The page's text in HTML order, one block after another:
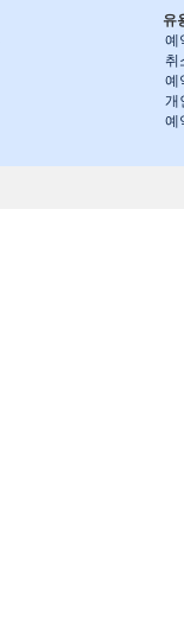
유
예
취
예
개
예